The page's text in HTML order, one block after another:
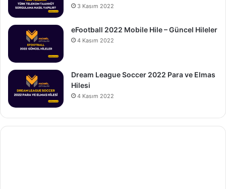
3 Kasım 2022
eFootball 2022 Mobile Hile – Güncel Hileler
4 Kasım 2022
Dream League Soccer 2022 Para ve Elmas
Hilesi
4 Kasım 2022